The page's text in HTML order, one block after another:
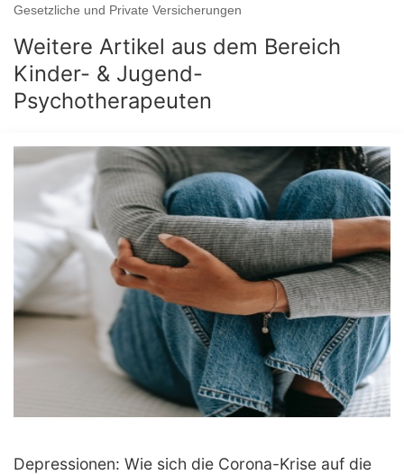
Gesetzliche und Private Versicherungen
Weitere Artikel aus dem Bereich
Kinder- & Jugend-
Psychotherapeuten
Depressionen: Wie sich die Corona-Krise auf die